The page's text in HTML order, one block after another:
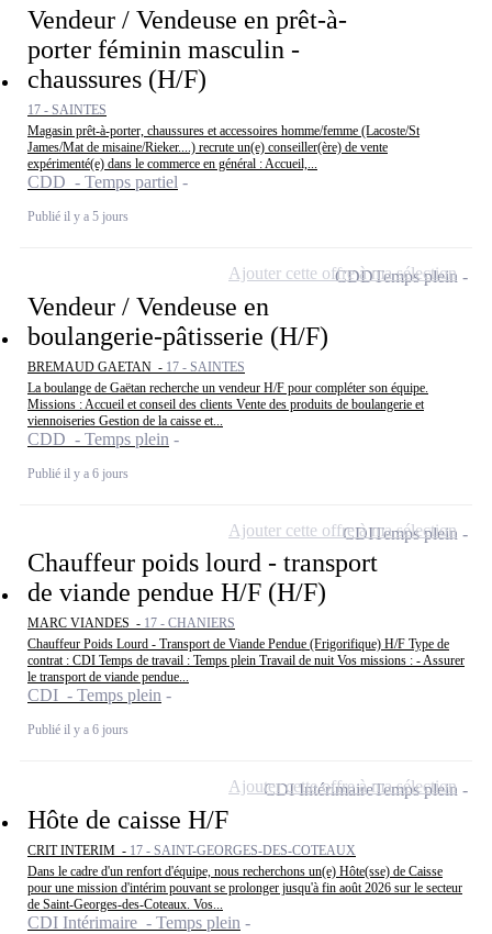
Vendeur / Vendeuse en prêt-à-
porter féminin masculin -
chaussures (H/F)
17 - SAINTES
Magasin prêt-à-porter, chaussures et accessoires homme/femme (Lacoste/St
James/Mat de misaine/Rieker....) recrute un(e) conseiller(ère) de vente
expérimenté(e) dans le commerce en général : Accueil,...
CDD - Temps partiel
Publié il y a 5 jours
Vendeur / Vendeuse en
boulangerie-pâtisserie (H/F)
BREMAUD GAETAN - 17 - SAINTES
La boulange de Gaëtan recherche un vendeur H/F pour compléter son équipe.
Missions : Accueil et conseil des clients Vente des produits de boulangerie et
viennoiseries Gestion de la caisse et...
CDD - Temps plein
Publié il y a 6 jours
CDDTemps plein
Ajouter cette offre à ma sélection
Chauffeur poids lourd - transport
de viande pendue H/F (H/F)
MARC VIANDES - 17 - CHANIERS
Chauffeur Poids Lourd - Transport de Viande Pendue (Frigorifique) H/F Type de
contrat : CDI Temps de travail : Temps plein Travail de nuit Vos missions : - Assurer
le transport de viande pendue...
CDI - Temps plein
Publié il y a 6 jours
CDITemps plein
Ajouter cette offre à ma sélection
Hôte de caisse H/F
CRIT INTERIM - 17 - SAINT-GEORGES-DES-COTEAUX
Dans le cadre d'un renfort d'équipe, nous recherchons un(e) Hôte(sse) de Caisse
pour une mission d'intérim pouvant se prolonger jusqu'à fin août 2026 sur le secteur
de Saint-Georges-des-Coteaux. Vos...
CDI Intérimaire - Temps plein
CDI IntérimaireTemps plein
Ajouter cette offre à ma sélection